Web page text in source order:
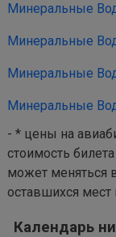
Минеральные
Минеральные
Минеральные
Минеральные
- * цены на
стоимость
может меняться
оставшихся мест
Календарь